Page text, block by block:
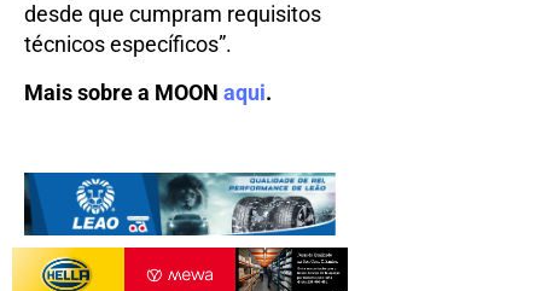
desde que cumpram requisitos
técnicos específicos”.
Mais sobre a MOON aqui.